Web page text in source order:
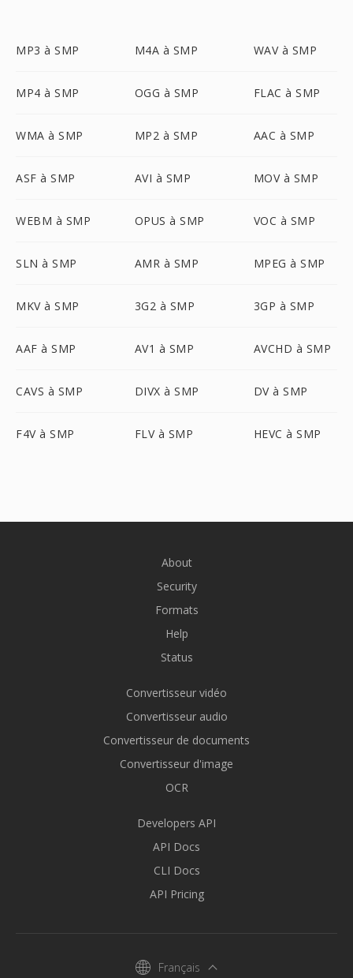
MP3 à SMP M4A à SMP WAV à SMP
MP4 à SMP OGG à SMP FLAC à SMP
WMA à SMP MP2 à SMP AAC à SMP
ASF à SMP AVI à SMP MOV à SMP
WEBM à SMP OPUS à SMP VOC à SMP
SLN à SMP AMR à SMP MPEG à SMP
MKV à SMP 3G2 à SMP 3GP à SMP
AAF à SMP AV1 à SMP AVCHD à SMP
CAVS à SMP DIVX à SMP DV à SMP
F4V à SMP FLV à SMP HEVC à SMP
About
Security
Formats
Help
Status
Convertisseur vidéo
Convertisseur audio
Convertisseur de documents
Convertisseur d'image
OCR
Developers API
API Docs
CLI Docs
API Pricing
Français